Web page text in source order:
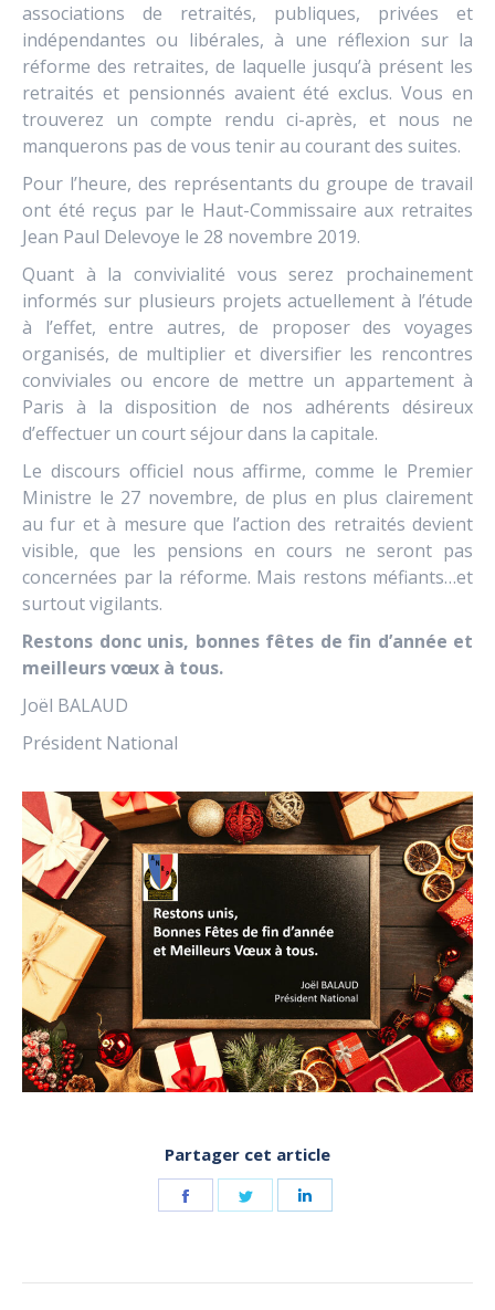
associations de retraités, publiques, privées et
indépendantes ou libérales, à une réflexion sur la
réforme des retraites, de laquelle jusqu’à présent les
retraités et pensionnés avaient été exclus. Vous en
trouverez un compte rendu ci-après, et nous ne
manquerons pas de vous tenir au courant des suites.
Pour l’heure, des représentants du groupe de travail
ont été reçus par le Haut-Commissaire aux retraites
Jean Paul Delevoye le 28 novembre 2019.
Quant à la convivialité vous serez prochainement
informés sur plusieurs projets actuellement à l’étude
à l’effet, entre autres, de proposer des voyages
organisés, de multiplier et diversifier les rencontres
conviviales ou encore de mettre un appartement à
Paris à la disposition de nos adhérents désireux
d’effectuer un court séjour dans la capitale.
Le discours officiel nous affirme, comme le Premier
Ministre le 27 novembre, de plus en plus clairement
au fur et à mesure que l’action des retraités devient
visible, que les pensions en cours ne seront pas
concernées par la réforme. Mais restons méfiants…et
surtout vigilants.
Restons donc unis, bonnes fêtes de fin d’année et
meilleurs vœux à tous.
Joël BALAUD
Président National
Partager cet article
Share
Share